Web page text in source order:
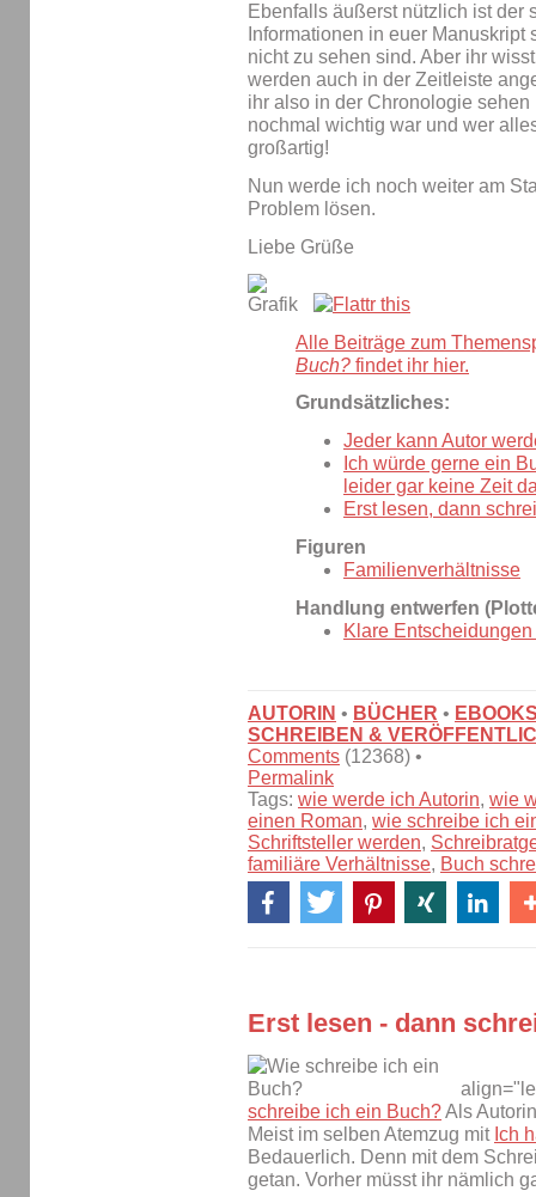
Ebenfalls äußerst nützlich ist der
Informationen in euer
nicht zu sehen sind. Aber ihr
werden auch in der Zeitleiste
ihr also in der Chronologie
nochmal wichtig war und wer
großartig!
Nun werde ich noch weiter am
Problem lösen.
Liebe Grüße
Alle Beiträge zum
Buch? findet ihr hier.
Grundsätzliches:
Jeder kann Autor
Ich würde gerne ein
leider gar keine Zeit
Erst lesen, dann
Figuren
Familienverhältnisse
Handlung entwerfen
Klare Entscheidungen
AUTORIN • BÜCHER •
SCHREIBEN &
Comments (12368) •
Permalink
Tags: wie werde ich Autorin, wie
einen Roman, wie schreibe ich
Schriftsteller werden,
familiäre Verhältnisse, Buch
Erst lesen - dann
schreibe ich ein Buch?Als
Meist im selben Atemzug mit Ich
Bedauerlich. Denn mit dem
getan. Vorher müsst ihr nämlich